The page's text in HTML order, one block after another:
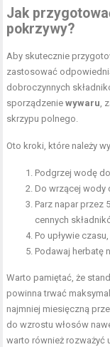
Jak
pokrzywy?
Aby skutecznie
zastosować
dobroczynnych
sporządzeniewywaru ,
skrzypu polnego.
Oto kroki, które należy
Podgrzej wodę
Do wrzącej wody
Parz napar przez
cennych
Po upływie
Podawaj herbatę
Warto pamiętać, że
powinna trwać
najmniej miesięczną
do wzrostu włosów
warto również rozważyć